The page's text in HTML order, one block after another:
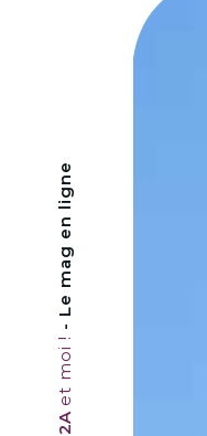
et moi !
- Le mag en ligne